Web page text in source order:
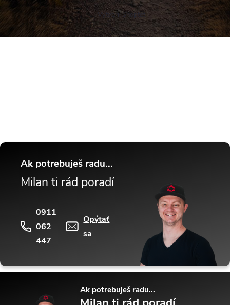
Vytvoril Shoptet
Ak potrebuješ radu...
Milan ti rád poradí
0911
062
447
Opýtať
sa
Ak potrebuješ radu...